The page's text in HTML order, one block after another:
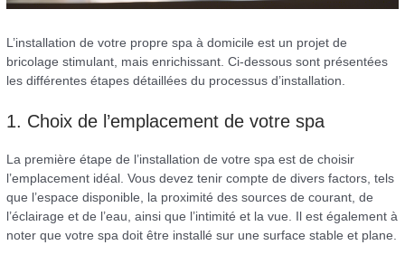
L’installation de votre propre spa à domicile est un projet de
bricolage stimulant, mais enrichissant. Ci-dessous sont présentées
les différentes étapes détaillées du processus d’installation.
1. Choix de l’emplacement de votre spa
La première étape de l’installation de votre spa est de choisir
l’emplacement idéal. Vous devez tenir compte de divers factors, tels
que l’espace disponible, la proximité des sources de courant, de
l’éclairage et de l’eau, ainsi que l’intimité et la vue. Il est également à
noter que votre spa doit être installé sur une surface stable et plane.